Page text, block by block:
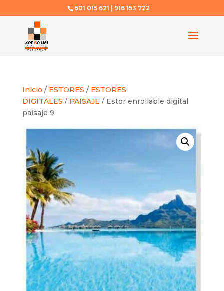
601 015 621 | 916 153 722
Inicio / ESTORES / ESTORES
DIGITALES / PAISAJE / Estor enrollable digital
paisaje 9